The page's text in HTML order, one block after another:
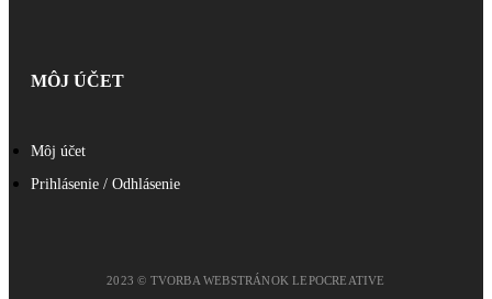
MÔJ ÚČET
Môj účet
Prihlásenie / Odhlásenie
2023 © TVORBA WEBSTRÁNOK LEPOCREATIVE